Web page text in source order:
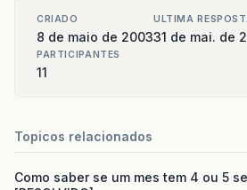
CRIADO
8 de maio de 2003
ULTIMA
31 de mai. de
PARTICIPANTES
11
Topicos relacionados
Como saber se um mes tem 4 ou 5